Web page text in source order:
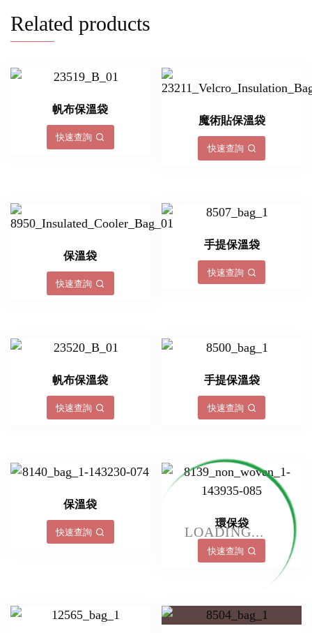
LOADING...
Related products
帆布保溫袋
快速查詢
魔術貼保溫袋
快速查詢
保溫袋
快速查詢
手提保溫袋
快速查詢
帆布保溫袋
快速查詢
手提保溫袋
快速查詢
保溫袋
快速查詢
環保袋
快速查詢